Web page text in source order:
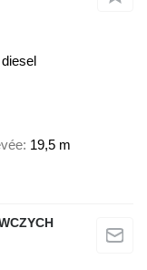
diesel
19,5 m